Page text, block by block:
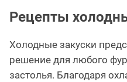
Рецепты
Холодные закуски
решение для любого
застолья. Благодаря